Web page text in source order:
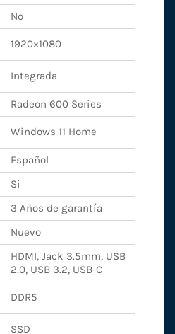
No
1920×1080
Integrada
Radeon 600 Series
Windows 11 Home
Español
Si
3 Años de garantía
Nuevo
HDMI, Jack 3.5mm, USB
2.0, USB 3.2, USB-C
DDR5
SSD